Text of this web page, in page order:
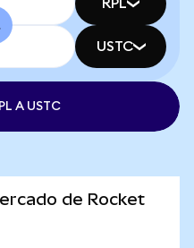
RPL
USTC
A USTC
de Rocket